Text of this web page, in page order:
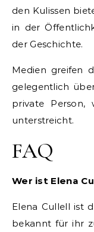
den Kulissen
in der
der Geschichte.
Medien greifen
gelegentlich
private Person,
unterstreicht.
FAQ
Wer ist Elena
Elena Cullell ist
bekannt für ihr